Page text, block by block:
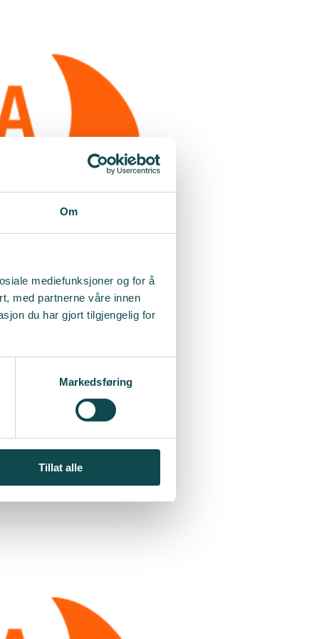
Om
mediefunksjoner og for å
med partnerne våre innen
du har gjort tilgjengelig for
Markedsføring
Tillat alle